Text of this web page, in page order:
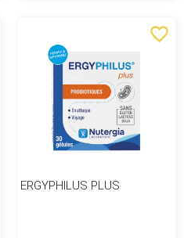
favorite_border
ERGYPHILUS PLUS